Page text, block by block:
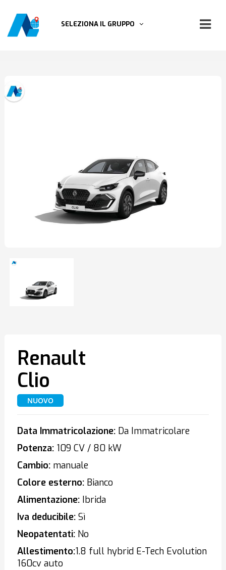
SELEZIONA IL GRUPPO
Renault
Clio
NUOVO
Data Immatricolazione:Da Immatricolare
Potenza:109 CV / 80 kW
Cambio:manuale
Colore esterno:Bianco
Alimentazione:Ibrida
Iva deducibile:Sì
Neopatentati:No
Allestimento:1.8 full hybrid E-Tech Evolution
160cv auto